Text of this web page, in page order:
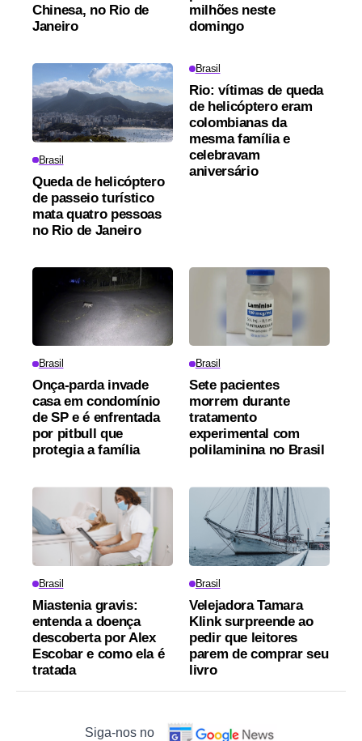
Chinesa, no Rio de
Janeiro
milhões neste
domingo
Brasil
Queda de helicóptero
de passeio turístico
mata quatro pessoas
no Rio de Janeiro
Brasil
Rio: vítimas de queda
de helicóptero eram
colombianas da
mesma família e
celebravam
aniversário
Brasil
Onça-parda invade
casa em condomínio
de SP e é enfrentada
por pitbull que
protegia a família
Brasil
Sete pacientes
morrem durante
tratamento
experimental com
polilaminina no Brasil
Brasil
Miastenia gravis:
entenda a doença
descoberta por Alex
Escobar e como ela é
tratada
Brasil
Velejadora Tamara
Klink surpreende ao
pedir que leitores
parem de comprar seu
livro
Siga-nos no